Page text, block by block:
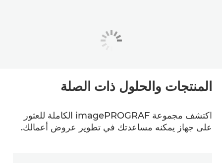
المنتجات والحلول ذات الصلة
اكتشف مجموعة imagePROGRAF الكاملة للعثور
على جهاز يمكنه مساعدتك في تطوير عروض أعمالك.